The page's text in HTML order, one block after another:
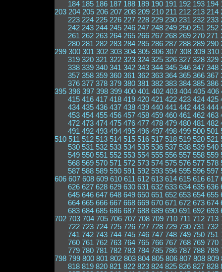
184 185 186 187 188 189 190 191 192 193 194
203 204 205 206 207 208 209 210 211 212 213 214
223 224 225 226 227 228 229 230 231 232 233
242 243 244 245 246 247 248 249 250 251 252
261 262 263 264 265 266 267 268 269 270 271
280 281 282 283 284 285 286 287 288 289 290
299 300 301 302 303 304 305 306 307 308 309 310
319 320 321 322 323 324 325 326 327 328 329
338 339 340 341 342 343 344 345 346 347 348
357 358 359 360 361 362 363 364 365 366 367
376 377 378 379 380 381 382 383 384 385 386
395 396 397 398 399 400 401 402 403 404 405 406
415 416 417 418 419 420 421 422 423 424 425
434 435 436 437 438 439 440 441 442 443 444
453 454 455 456 457 458 459 460 461 462 463
472 473 474 475 476 477 478 479 480 481 482
491 492 493 494 495 496 497 498 499 500 501
510 511 512 513 514 515 516 517 518 519 520 521
530 531 532 533 534 535 536 537 538 539 540
549 550 551 552 553 554 555 556 557 558 559
568 569 570 571 572 573 574 575 576 577 578
587 588 589 590 591 592 593 594 595 596 597
606 607 608 609 610 611 612 613 614 615 616 617
626 627 628 629 630 631 632 633 634 635 636
645 646 647 648 649 650 651 652 653 654 655
664 665 666 667 668 669 670 671 672 673 674
683 684 685 686 687 688 689 690 691 692 693
702 703 704 705 706 707 708 709 710 711 712 713
722 723 724 725 726 727 728 729 730 731 732
741 742 743 744 745 746 747 748 749 750 751
760 761 762 763 764 765 766 767 768 769 770
779 780 781 782 783 784 785 786 787 788 789
798 799 800 801 802 803 804 805 806 807 808 809
818 819 820 821 822 823 824 825 826 827 828